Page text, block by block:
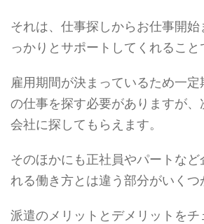
それは、仕事探しからお仕事開始
っかりとサポートしてくれること
雇用期間が決まっているため一
の仕事を探す必要がありますが
会社に探してもらえます。
そのほかにも正社員やパートなど
れる働き方とは違う部分がいくつ
派遣のメリットとデメリットをチ